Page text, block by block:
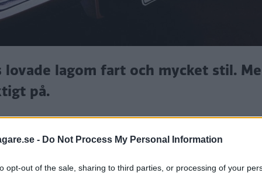
- Do Not Process My Personal Information
opt-out of the sale, sharing to third parties, or processing of your
lovade lagom fart och mycket stil.
på.